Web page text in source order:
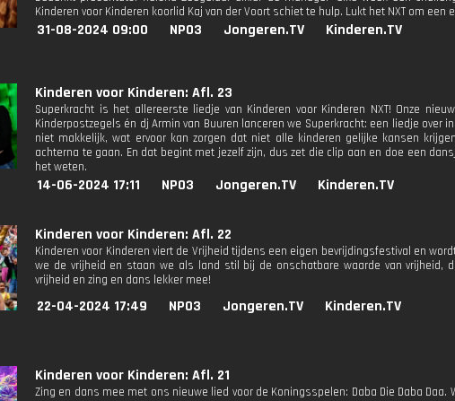
Kinderen voor Kinderen koorlid Kaj van der Voort schiet te hulp. Lukt het NXT om
31-08-2024 09:00 NPO3 Jongeren.TV Kinderen.TV
Kinderen voor Kinderen: Afl. 23
Superkracht is het allereerste liedje van Kinderen voor Kinderen NXT! Onze
Kinderpostzegels én dj Armin van Buuren lanceren we Superkracht: een liedje over
niet makkelijk, wat ervoor kan zorgen dat niet alle kinderen gelijke kansen
achterna te gaan. En dat begint met jezelf zijn, dus zet die clip aan en doe een
het weten.
14-06-2024 17:11 NPO3 Jongeren.TV Kinderen.TV
Kinderen voor Kinderen: Afl. 22
Kinderen voor Kinderen viert de Vrijheid tijdens een eigen bevrijdingsfestival en
we de vrijheid en staan we als land stil bij de onschatbare waarde van vrijheid,
vrijheid en zing en dans lekker mee!
22-04-2024 17:49 NPO3 Jongeren.TV Kinderen.TV
Kinderen voor Kinderen: Afl. 21
Zing en dans mee met ons nieuwe lied voor de Koningsspelen: Daba Die Daba